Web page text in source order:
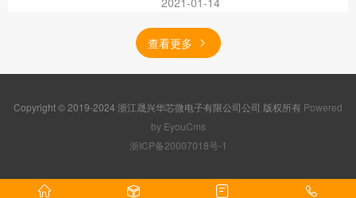
查看更多
Copyright © 2019-2024 浙江晟兴华芯微电子有限公司公司 版权所有 Powered
by EyouCms
浙ICP备20007018号-1